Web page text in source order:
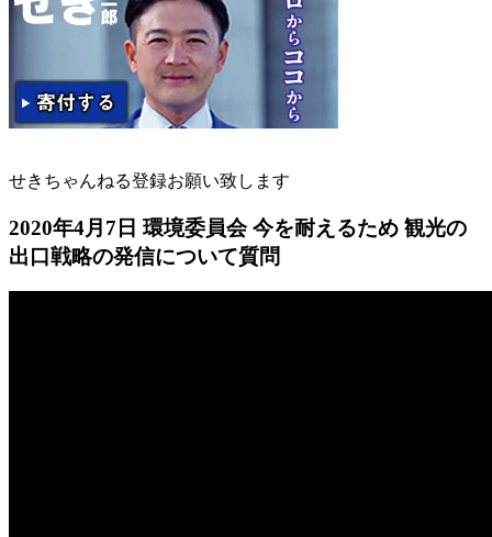
せきちゃんねる登録お願い致します
2020年4月7日 環境委員会 今を耐えるため 観光の
出口戦略の発信について質問